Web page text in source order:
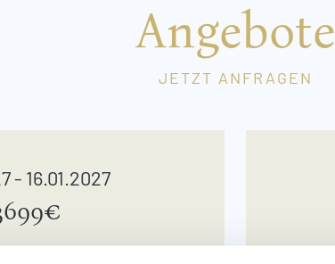
Angebote
JETZT ANFRAGEN
- 16.01.2027